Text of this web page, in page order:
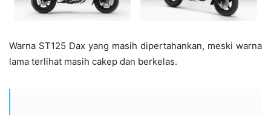
Warna ST125 Dax yang masih dipertahankan, meski warna
lama terlihat masih cakep dan berkelas.